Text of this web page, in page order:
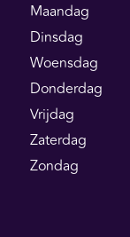
Maandag
Dinsdag
Woensdag
Donderdag
Vrijdag
Zaterdag
Zondag